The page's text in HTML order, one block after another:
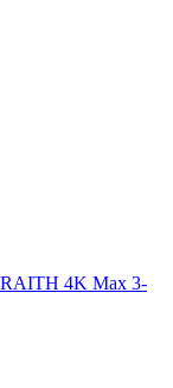
4K Max 3-